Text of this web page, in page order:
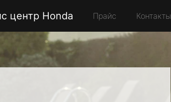
центр Honda Прайс Контакты